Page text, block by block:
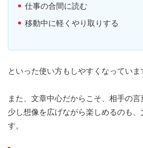
仕事の合間に読む
移動中に軽くやり取りする
といった使い方もしやすくなっていま
また、文章中心だからこそ、相手の言
少し想像を広げながら楽しめるのも
す。